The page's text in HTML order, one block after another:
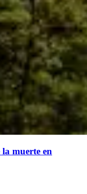
muerte en